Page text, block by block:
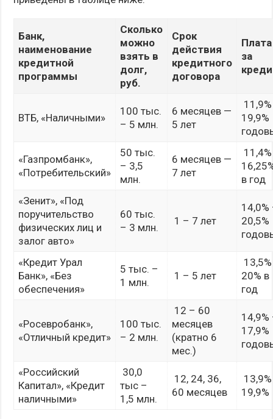
Банк,
наименование
кредитной
программы
Сколько
можно
взять в
долг,
руб.
Срок
действия
кредитного
договора
Плата
за
ВТБ, «Наличными»
100 тыс.
– 5 млн.
6 месяцев —
5 лет
19,9%
«Газпромбанк»,
«Потребительский»
50 тыс.
– 3,5
млн.
6 месяцев —
7 лет
в год
«Зенит», «Под
поручительство
физических лиц и
залог авто»
60 тыс.
– 3 млн.
1 – 7 лет
20,5%
«Кредит Урал
Банк», «Без
обеспечения»
5 тыс. –
1 млн.
1 – 5 лет
20% в
год
«Росевробанк»,
«Отличный кредит»
100 тыс.
– 2 млн.
12 – 60
месяцев
(кратно 6
мес.)
14,9%
17,9%
«Российский
Капитал», «Кредит
наличными»
30,0
тыс –
1,5 млн.
12, 24, 36,
60 месяцев
19,9%